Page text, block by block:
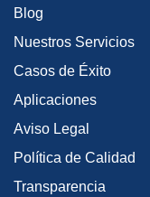
Blog
Nuestros Servicios
Casos de Éxito
Aplicaciones
Aviso Legal
Política de Calidad
Transparencia